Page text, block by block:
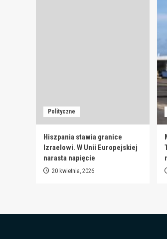
Polityczne
Hiszpania stawia granice
Izraelowi. W Unii Europejskiej
narasta napięcie
20 kwietnia, 2026